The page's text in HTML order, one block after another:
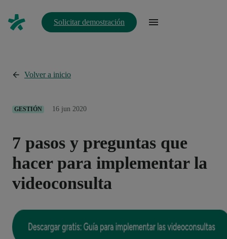
Solicitar demostración
Volver a inicio
GESTIÓN 16 jun 2020
7 pasos y preguntas que
hacer para implementar la
videoconsulta